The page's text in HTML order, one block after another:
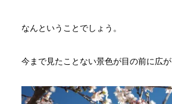
なんということでしょう。
今まで見たことない景色が目の前に広が